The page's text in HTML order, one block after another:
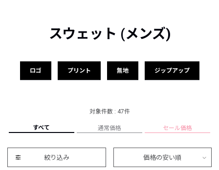
スウェット (メンズ)
ロゴ プリント 無地 ジップアップ
対象件数 : 47件
すべて 通常価格 セール価格
絞り込み 価格の安い順